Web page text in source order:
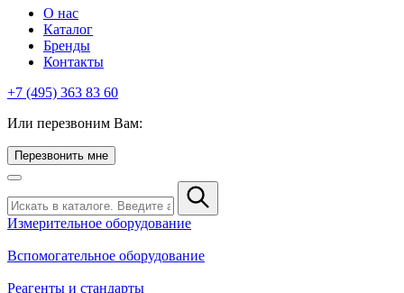
О нас
Каталог
Бренды
Контакты
+7 (495) 363 83 60
Или перезвоним Вам:
Перезвонить мне
Измерительное оборудование
Вспомогательное оборудование
Реагенты и стандарты